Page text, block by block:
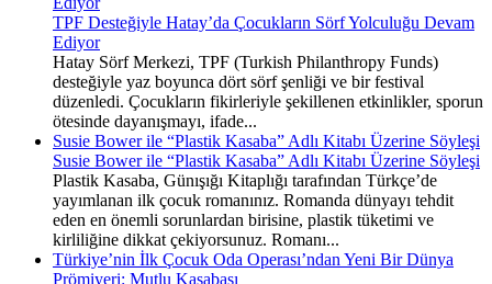
TPF Desteğiyle Hatay’da Çocukların Sörf Yolculuğu Devam
Ediyor
Hatay Sörf Merkezi, TPF (Turkish Philanthropy Funds)
desteğiyle yaz boyunca dört sörf şenliği ve bir festival
düzenledi. Çocukların fikirleriyle şekillenen etkinlikler, sporun
ötesinde dayanışmayı, ifade...
Susie Bower ile “Plastik Kasaba” Adlı Kitabı Üzerine Söyleşi
Susie Bower ile “Plastik Kasaba” Adlı Kitabı Üzerine Söyleşi
Plastik Kasaba, Günışığı Kitaplığı tarafından Türkçe’de
yayımlanan ilk çocuk romanınız. Romanda dünyayı tehdit
eden en önemli sorunlardan birisine, plastik tüketimi ve
kirliliğine dikkat çekiyorsunuz. Romanı...
Türkiye’nin İlk Çocuk Oda Operası’ndan Yeni Bir Dünya
Prömiyeri: Mutlu Kasabası